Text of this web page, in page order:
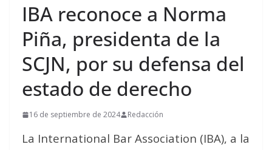
IBA reconoce a Norma
Piña, presidenta de la
SCJN, por su defensa del
estado de derecho
16 de septiembre de 2024 Redacción
La International Bar Association (IBA), a la